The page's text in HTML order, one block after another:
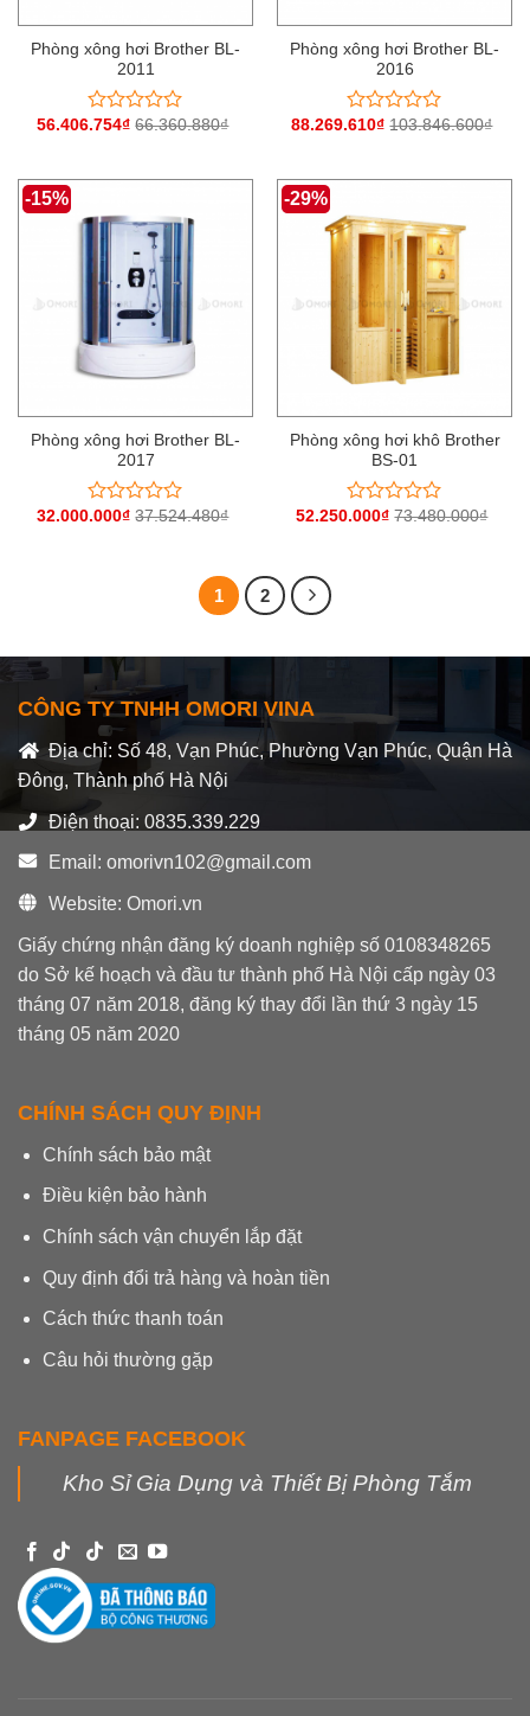
Phòng xông hơi Brother BL-
2011
Được
0
sao
56.406.754₫ 66.360.880₫
Phòng xông hơi Brother BL-
2016
Được
0
sao
88.269.610₫ 103.846.600₫
-15%
Phòng xông hơi Brother BL-
2017
Được
32.000.000₫ 37.524.480₫
-29%
Phòng xông hơi khô Brother
BS-01
Được
52.250.000₫ 73.480.000₫
1 2
CÔNG TY TNHH OMORI VINA
Địa chỉ: Số 48, Vạn Phúc, Phường Vạn Phúc, Quận Hà
Đông, Thành phố Hà Nội
Điện thoại: 0835.339.229
Email: omorivn102@gmail.com
Website: Omori.vn
Giấy chứng nhận đăng ký doanh nghiệp số 0108348265
do Sở kế hoạch và đầu tư thành phố Hà Nội cấp ngày 03
tháng 07 năm 2018, đăng ký thay đổi lần thứ 3 ngày 15
tháng 05 năm 2020
CHÍNH SÁCH QUY ĐỊNH
Chính sách bảo mật
Điều kiện bảo hành
Chính sách vận chuyển lắp đặt
Quy định đổi trả hàng và hoàn tiền
Cách thức thanh toán
Câu hỏi thường gặp
FANPAGE FACEBOOK
Kho Sỉ Gia Dụng và Thiết Bị Phòng Tắm